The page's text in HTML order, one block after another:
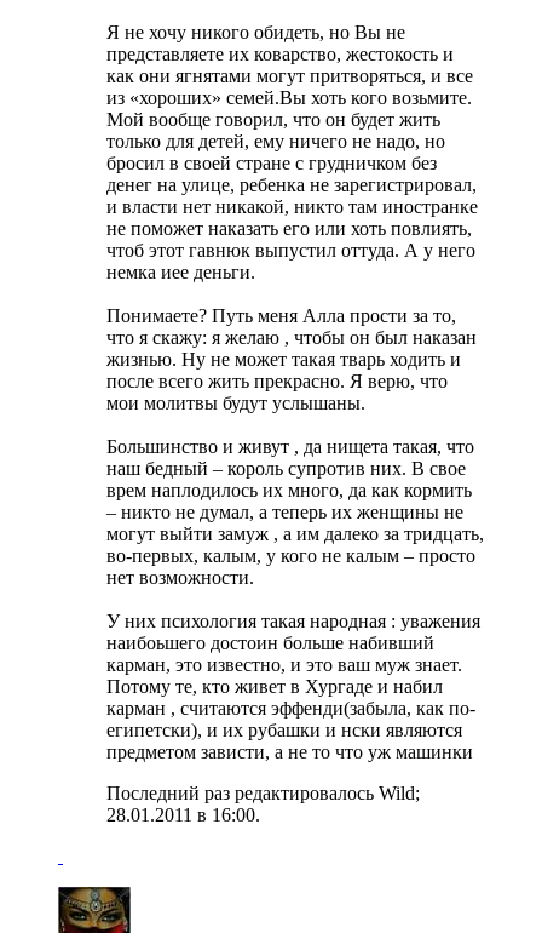
Я не хочу никого обидеть, но Вы не
представляете их коварство, жестокость и
как они ягнятами могут притворяться, и все
из «хороших» семей.Вы хоть кого возьмите.
Мой вообще говорил, что он будет жить
только для детей, ему ничего не надо, но
бросил в своей стране с грудничком без
денег на улице, ребенка не зарегистрировал,
и власти нет никакой, никто там иностранке
не поможет наказать его или хоть повлиять,
чтоб этот гавнюк выпустил оттуда. А у него
немка иее деньги.
Понимаете? Путь меня Алла прости за то,
что я скажу: я желаю , чтобы он был наказан
жизнью. Ну не может такая тварь ходить и
после всего жить прекрасно. Я верю, что
мои молитвы будут услышаны.
Большинство и живут , да нищета такая, что
наш бедный – король супротив них. В свое
врем наплодилось их много, да как кормить
– никто не думал, а теперь их женщины не
могут выйти замуж , а им далеко за тридцать,
во-первых, калым, у кого не калым – просто
нет возможности.
У них психология такая народная : уважения
наибоьшего достоин больше набивший
карман, это известно, и это ваш муж знает.
Потому те, кто живет в Хургаде и набил
карман , считаются эффенди(забыла, как по-
египетски), и их рубашки и нски являются
предметом зависти, а не то что уж машинки
Последний раз редактировалось Wild;
28.01.2011 в 16:00.